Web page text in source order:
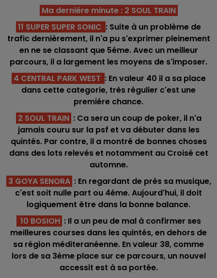
Ma derniére minute : 2 SOUL TRAIN
11 SUPER SUPER SONIC : Suite à un problème de
trafic dernièrement, il n'a pu s'exprimer pleinement
en ne se classant que 5éme. Avec un meilleur
parcours, il a largement les moyens de s'imposer.
4 CENTRAL PARK WEST : En valeur 40 il a sa place
dans cette categorie, très régulier c'est une
premiére chance.
2 SOUL TRAIN : Ca sera un coup de poker, il n'a
jamais couru sur la psf et va débuter dans les
quintés. Par contre, il a montré de bonnes choses
dans des lots relevés et notamment au Croisé cet
automne.
3 GOYA SENORA : En regardant de près sa musique,
c'est soit nulle part ou 4éme. Aujourd'hui, il doit
logiquement être dans la bonne balance.
10 BOSIOH : Il a un peu de mal à confirmer ses
meilleures courses dans les quintés, en dehors de
sa région méditeranéenne. En valeur 38, comme
lors de sa 3éme place sur ce parcours, un nouvel
accessit est à sa portée.